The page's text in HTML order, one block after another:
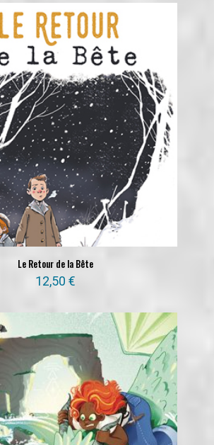
Le Retour de la Bête
12,50€